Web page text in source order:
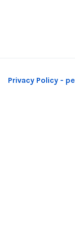
Privacy Policy -